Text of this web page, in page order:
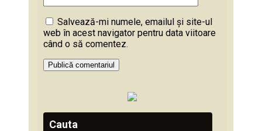
Salvează-mi numele, emailul și site-ul
web în acest navigator pentru data viitoare
când o să comentez.
Cauta